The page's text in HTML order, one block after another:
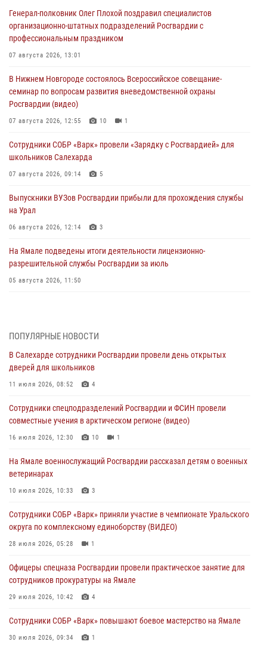
Генерал-полковник Олег Плохой поздравил специалистов
организационно-штатных подразделений Росгвардии с
профессиональным праздником
07 августа 2026, 13:01
В Нижнем Новгороде состоялось Всероссийское совещание-
семинар по вопросам развития вневедомственной охраны
Росгвардии (видео)
07 августа 2026, 12:55 10 1
Сотрудники СОБР «Варк» провели «Зарядку с Росгвардией» для
школьников Салехарда
07 августа 2026, 09:14 5
Выпускники ВУЗов Росгвардии прибыли для прохождения службы
на Урал
06 августа 2026, 12:14 3
На Ямале подведены итоги деятельности лицензионно-
разрешительной службы Росгвардии за июль
05 августа 2026, 11:50
03 августа 2026, 07:21 2
Генерал-полковник Юрий Аверин выступил на Всероссийском
молодёжном образовательном форуме «Территория смыслов»
03 августа 2026, 06:54
Директор Росгвардии Герой России генерал армии Виктор Золотов
поздравил специалистов подразделений тыла с профессиональным
праздником
Сотрудники СОБР «Варк» повышают боевое мастерство на Ямале
30 июля 2026, 09:34 1
Офицеры спецназа Росгвардии провели практическое занятие для
сотрудников прокуратуры на Ямале
29 июля 2026, 10:42 4
ПОПУЛЯРНЫЕ НОВОСТИ
В Салехарде сотрудники Росгвардии провели день открытых
дверей для школьников
11 июля 2026, 08:52 4
Сотрудники спецподразделений Росгвардии и ФСИН провели
совместные учения в арктическом регионе (видео)
16 июля 2026, 12:30 10 1
На Ямале военнослужащий Росгвардии рассказал детям о военных
ветеринарах
10 июля 2026, 10:33 3
Сотрудники СОБР «Варк» приняли участие в чемпионате Уральского
округа по комплексному единоборству (ВИДЕО)
28 июля 2026, 05:28 1
Офицеры спецназа Росгвардии провели практическое занятие для
сотрудников прокуратуры на Ямале
29 июля 2026, 10:42 4
Сотрудники СОБР «Варк» повышают боевое мастерство на Ямале
30 июля 2026, 09:34 1